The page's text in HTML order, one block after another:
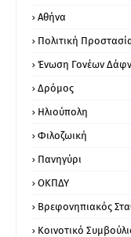
Αθήνα
Πολιτική
Ένωση Γονέων
Δρόμος
Ηλιούπολη
Φιλοζωική
Πανηγύρι
ΟΚΠΔΥ
Βρεφονηπιακός
Κοινοτικό